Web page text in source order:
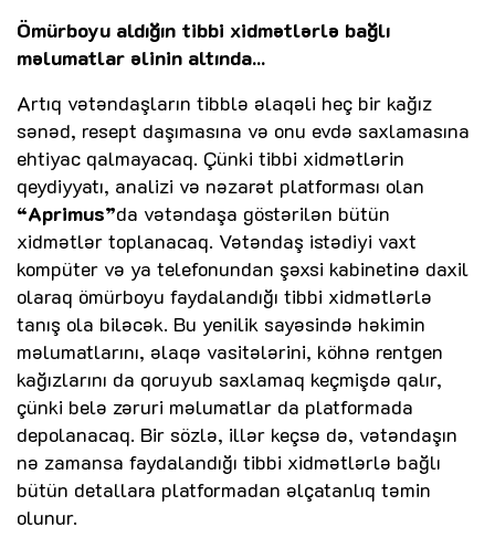
Ömürboyu aldığın tibbi xidmətlərlə bağlı
məlumatlar əlinin altında...
Artıq vətəndaşların tibblə əlaqəli heç bir kağız
sənəd, resept daşımasına və onu evdə saxlamasına
ehtiyac qalmayacaq. Çünki tibbi xidmətlərin
qeydiyyatı, analizi və nəzarət platforması olan
“Aprimus”da vətəndaşa göstərilən bütün
xidmətlər toplanacaq. Vətəndaş istədiyi vaxt
kompüter və ya telefonundan şəxsi kabinetinə daxil
olaraq ömürboyu faydalandığı tibbi xidmətlərlə
tanış ola biləcək. Bu yenilik sayəsində həkimin
məlumatlarını, əlaqə vasitələrini, köhnə rentgen
kağızlarını da qoruyub saxlamaq keçmişdə qalır,
çünki belə zəruri məlumatlar da platformada
depolanacaq. Bir sözlə, illər keçsə də, vətəndaşın
nə zamansa faydalandığı tibbi xidmətlərlə bağlı
bütün detallara platformadan əlçatanlıq təmin
olunur.